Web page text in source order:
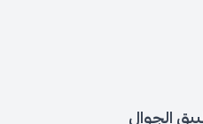
الجوال